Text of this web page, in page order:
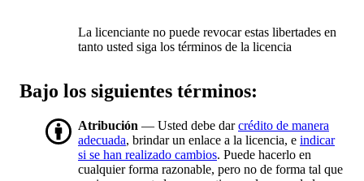
La licenciante no puede revocar estas libertades en
tanto usted siga los términos de la licencia
Bajo los siguientes términos:
Atribución — Usted debe darcrédito de manera
adecuada, brindar un enlace a la licencia, e indicar
si se han realizado cambios. Puede hacerlo en
cualquier forma razonable, pero no de forma tal que